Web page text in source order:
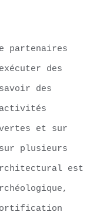
partenaires
des
des
et sur
plusieurs
est
fortification